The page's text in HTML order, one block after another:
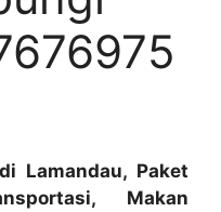
Lamandau, Paket
Makan